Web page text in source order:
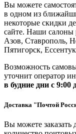
Вы можете
в одном из
некоторые скидки
сайте. Наши салоны
Азов, Ставрополь,
Пятигорск,
Возможность
уточнит оператор
в будние дни с 9:00
Доставка "Почтой
Вы можете